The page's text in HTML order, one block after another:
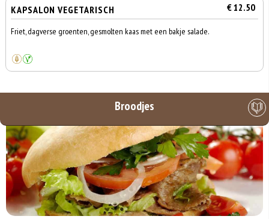
KAPSALON VEGETARISCH € 12.50
Friet, dagverse groenten, gesmolten kaas met een bakje salade.
Broodjes